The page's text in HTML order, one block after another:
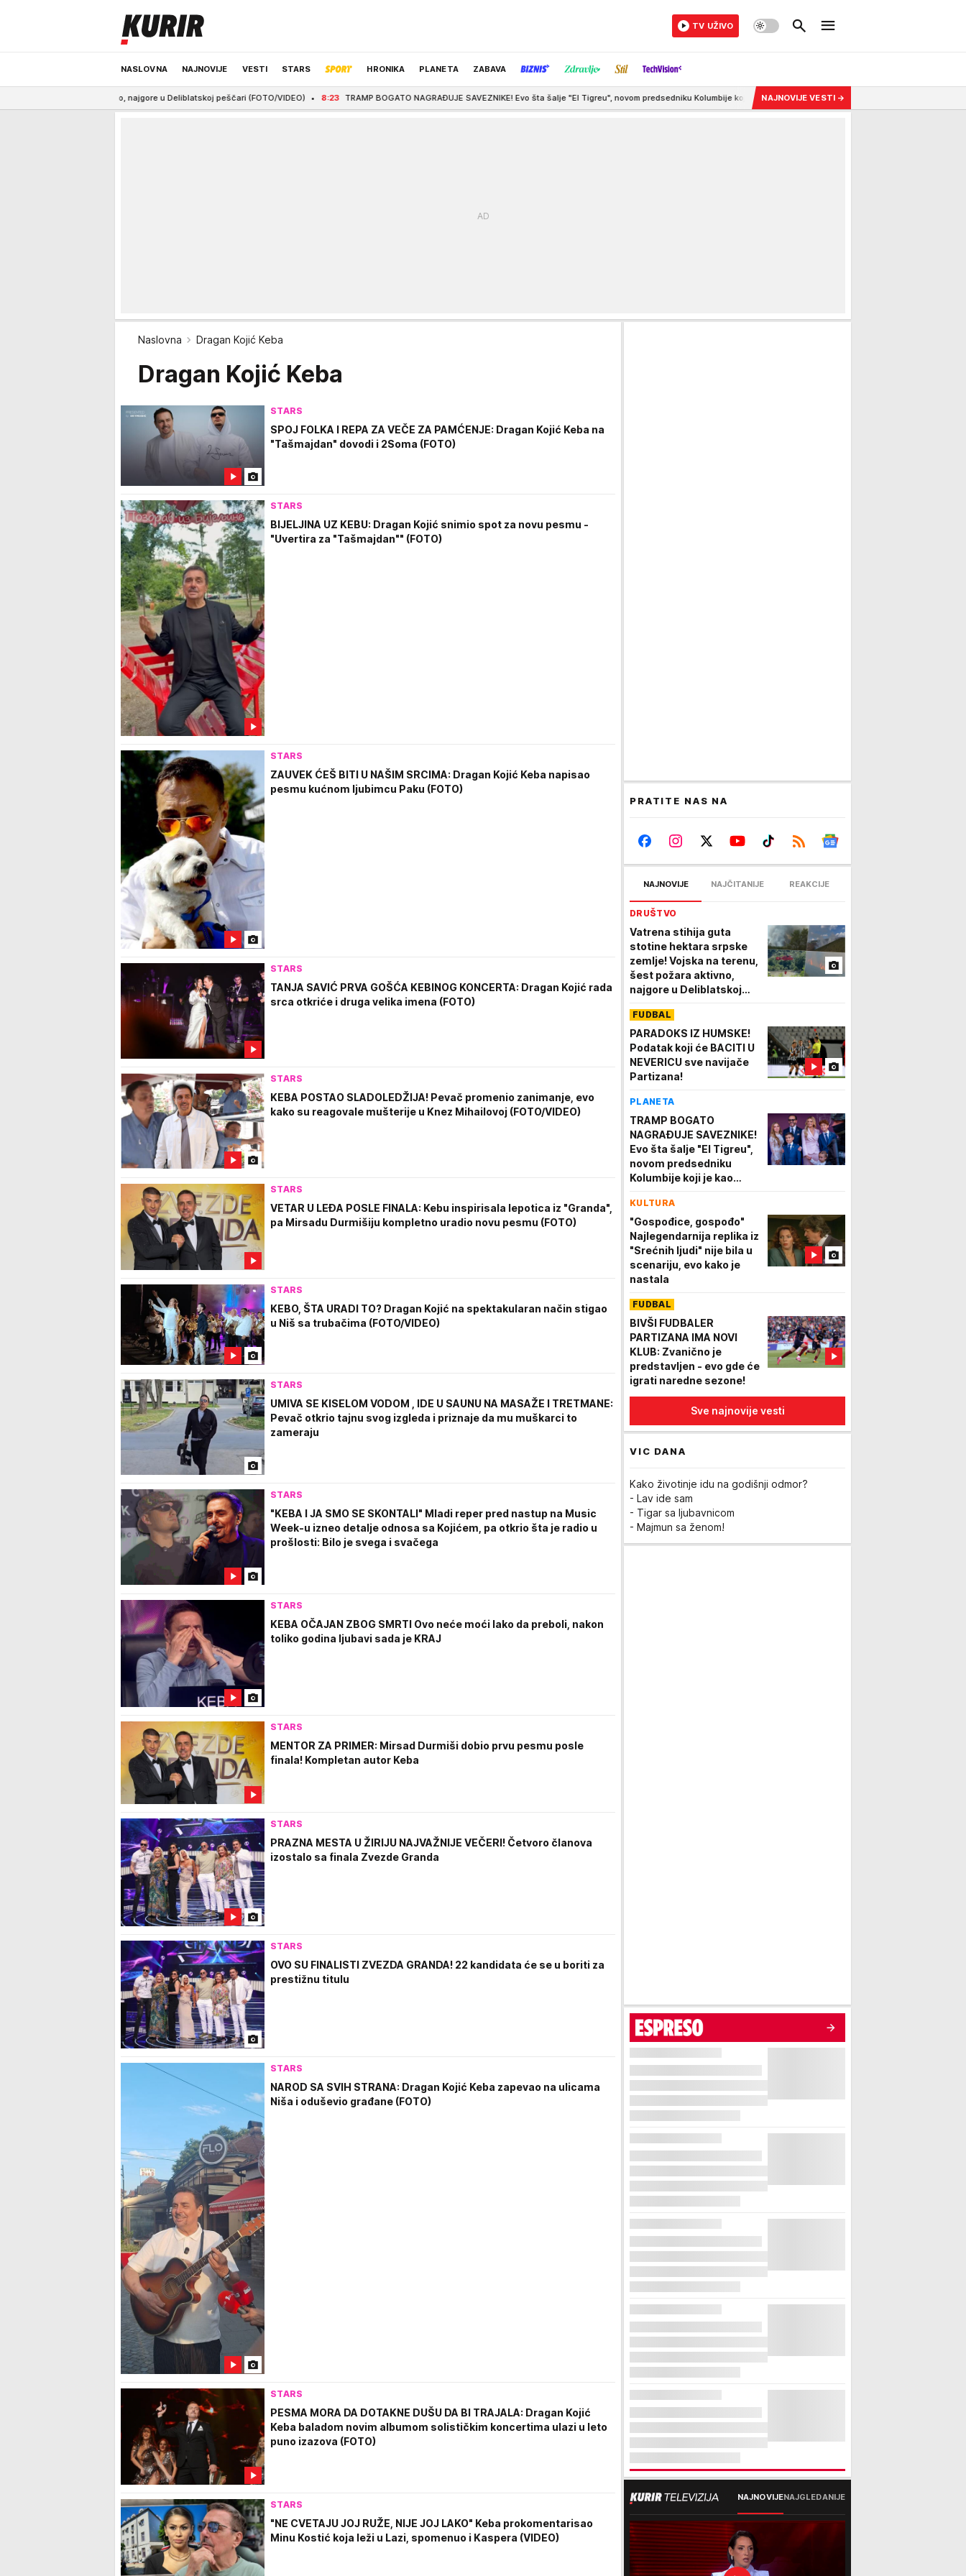
NASLOVNA NAJNOVIJE VESTI STARS HRONIKA PLANETA ZABAVA
ODRŽIVA BUDUĆNOST REGION NEWS IZBOR UREDNIKA
TV UŽIVO
aktivno, najgore u Deliblatskoj peščari (FOTO/VIDEO) 8:23 TRAMP BOGATO NAGRAĐUJE SAVEZNIKE! Evo šta šalje "El Tigreu", novom predsedniku Kolumbije koji je kao advokat branio pripadnike desničarskih paravojnih snaga!
NAJNOVIJE VESTI →
Naslovna Dragan Kojić Keba
Dragan Kojić Keba
STARS
SPOJ FOLKA I REPA ZA VEČE ZA PAMĆENJE: Dragan Kojić Keba na
"Tašmajdan" dovodi i 2Soma (FOTO)
STARS
BIJELJINA UZ KEBU: Dragan Kojić snimio spot za novu pesmu -
"Uvertira za "Tašmajdan"" (FOTO)
STARS
ZAUVEK ĆEŠ BITI U NAŠIM SRCIMA: Dragan Kojić Keba napisao
pesmu kućnom ljubimcu Paku (FOTO)
STARS
TANJA SAVIĆ PRVA GOŠĆA KEBINOG KONCERTA: Dragan Kojić rada
srca otkriće i druga velika imena (FOTO)
STARS
KEBA POSTAO SLADOLEDŽIJA! Pevač promenio zanimanje, evo
kako su reagovale mušterije u Knez Mihailovoj (FOTO/VIDEO)
STARS
VETAR U LEĐA POSLE FINALA: Kebu inspirisala lepotica iz "Granda",
pa Mirsadu Durmišiju kompletno uradio novu pesmu (FOTO)
STARS
KEBO, ŠTA URADI TO? Dragan Kojić na spektakularan način stigao
u Niš sa trubačima (FOTO/VIDEO)
STARS
UMIVA SE KISELOM VODOM , IDE U SAUNU NA MASAŽE I TRETMANE:
Pevač otkrio tajnu svog izgleda i priznaje da mu muškarci to
zameraju
STARS
"KEBA I JA SMO SE SKONTALI" Mladi reper pred nastup na Music
Week-u izneo detalje odnosa sa Kojićem, pa otkrio šta je radio u
prošlosti: Bilo je svega i svačega
STARS
KEBA OČAJAN ZBOG SMRTI Ovo neće moći lako da preboli, nakon
toliko godina ljubavi sada je KRAJ
STARS
MENTOR ZA PRIMER: Mirsad Durmiši dobio prvu pesmu posle
finala! Kompletan autor Keba
STARS
PRAZNA MESTA U ŽIRIJU NAJVAŽNIJE VEČERI! Četvoro članova
izostalo sa finala Zvezde Granda
STARS
OVO SU FINALISTI ZVEZDA GRANDA! 22 kandidata će se u boriti za
prestižnu titulu
STARS
NAROD SA SVIH STRANA: Dragan Kojić Keba zapevao na ulicama
Niša i oduševio građane (FOTO)
STARS
PESMA MORA DA DOTAKNE DUŠU DA BI TRAJALA: Dragan Kojić
Keba baladom novim albumom solističkim koncertima ulazi u leto
puno izazova (FOTO)
STARS
"NE CVETAJU JOJ RUŽE, NIJE JOJ LAKO" Keba prokomentarisao
Minu Kostić koja leži u Lazi, spomenuo i Kaspera (VIDEO)
PRATITE NAS NA
NAJNOVIJE NAJČITANIJE REAKCIJE
DRUŠTVO
Vatrena stihija guta
stotine hektara srpske
zemlje! Vojska na terenu,
šest požara aktivno,
najgore u Deliblatskoj
FUDBAL
PARADOKS IZ HUMSKE!
Podatak koji će BACITI U
NEVERICU sve navijače
Partizana!
PLANETA
TRAMP BOGATO
NAGRAĐUJE SAVEZNIKE!
Evo šta šalje "El Tigreu",
novom predsedniku
Kolumbije koji je kao
pripadnike desničarskih
paravojnih snaga!
KULTURA
"Gospođice, gospođo"
Najlegendarnija replika iz
"Srećnih ljudi" nije bila u
scenariju, evo kako je
nastala
FUDBAL
BIVŠI FUDBALER
PARTIZANA IMA NOVI
KLUB: Zvanično je
predstavljen - evo gde će
igrati naredne sezone!
Sve najnovije vesti
VIC DANA
Kako životinje idu na godišnji odmor?
- Lav ide sam
- Tigar sa ljubavnicom
- Majmun sa ženom!
NAJNOVIJENAJGLEDANIJE